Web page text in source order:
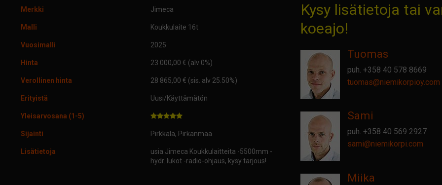
Merkki Jimeca
Malli Koukkulaite 16t
Vuosimalli 2025
Hinta 23 000,00 € (alv 0%)
Verollinen hinta 28 865,00 € (sis. alv 25.50%)
Erityistä Uusi/Käyttämätön
Yleisarvosana (1-5)
Sijainti Pirkkala, Pirkanmaa
Lisätietoja
usia Jimeca Koukkulaitteita -5500mm -
hydr. lukot -radio-ohjaus, kysy tarjous!
Kysy lisätietoja tai
koeajo!
Tuomas
puh. +358 40 578 8669
tuomas@niemikorpioy.com
Sami
puh. +358 40 569 2927
sami@niemikorpi.com
Miika